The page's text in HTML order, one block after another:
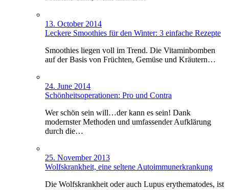
13. October 2014
Leckere Smoothies für den Winter: 3 einfache Rezepte
Smoothies liegen voll im Trend. Die Vitaminbomben
auf der Basis von Früchten, Gemüse und Kräutern…
24. June 2014
Schönheitsoperationen: Pro und Contra
Wer schön sein will…der kann es sein! Dank
modernster Methoden und umfassender Aufklärung
durch die…
25. November 2013
Wolfskrankheit, eine seltene Autoimmunerkrankung
Die Wolfskrankheit oder auch Lupus erythematodes, ist